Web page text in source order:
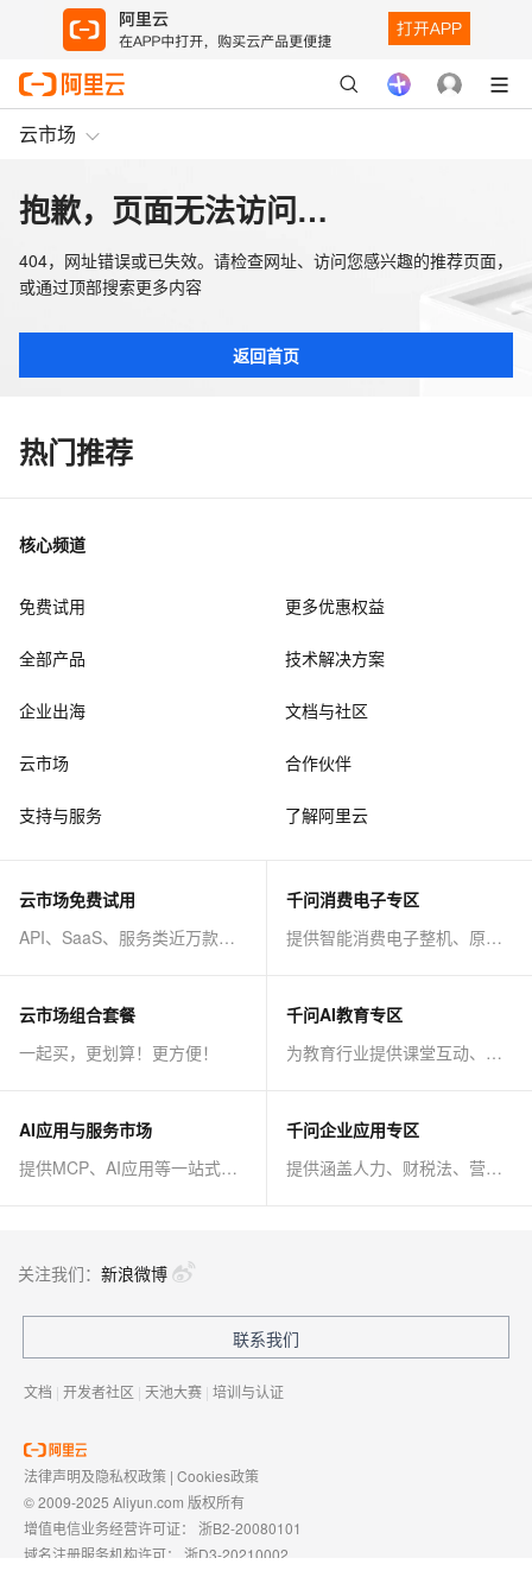
云市场
抱歉，页面无法访问…
404，网址错误或已失效。请检查网址、访问您感兴趣的推荐页面，
或通过顶部搜索更多内容
返回首页
热门推荐
核心频道
免费试用 更多优惠权益
全部产品 技术解决方案
企业出海 文档与社区
云市场 合作伙伴
支持与服务 了解阿里云
云市场免费试用
API、SaaS、服务类近万款商品免费试！
千问消费电子专区
提供智能消费电子整机、原子能力等AI方案
云市场组合套餐
一起买，更划算！更方便！
千问AI教育专区
为教育行业提供课堂互动、课程制作等AI方案
AI应用与服务市场
提供MCP、AI应用等一站式AI解决方案
千问企业应用专区
提供涵盖人力、财税法、营销、客服等AI方案
关注我们： 新浪微博
联系我们
文档 | 开发者社区 | 天池大赛 | 培训与认证
法律声明及隐私权政策 | Cookies政策
© 2009-2025 Aliyun.com 版权所有
增值电信业务经营许可证： 浙B2-20080101
域名注册服务机构许可： 浙D3-20210002